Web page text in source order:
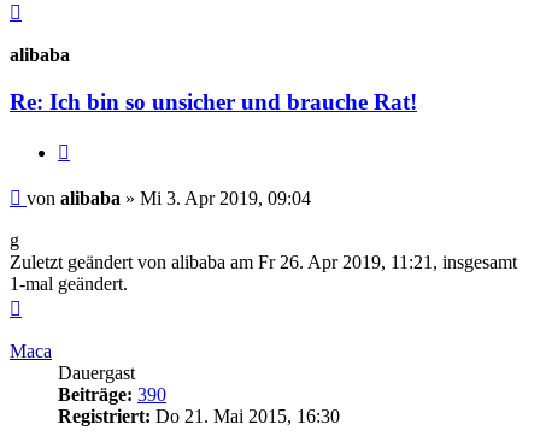
alibaba
Re: Ich bin so unsicher und brauche Rat!
Beitrag
von alibaba » Mi 3. Apr 2019, 09:04
g
Zuletzt geändert von alibaba am Fr 26. Apr 2019, 11:21, insgesamt
1-mal geändert.
Maca
Dauergast
Beiträge: 390
Registriert: Do 21. Mai 2015, 16:30